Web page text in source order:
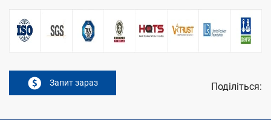
Запит зараз Поділіться: